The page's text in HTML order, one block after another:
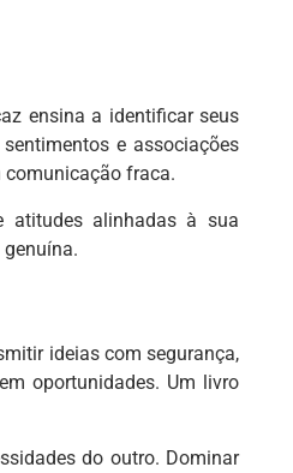
ensina a identificar seus
e associações
comunicação fraca.
atitudes alinhadas à sua
ideias com segurança,
oportunidades. Um livro
do outro. Dominar